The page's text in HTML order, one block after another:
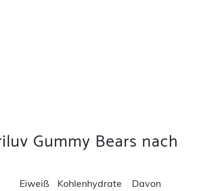
Gummy Bears nach
Eiweiß Kohlenhydrate
Davon